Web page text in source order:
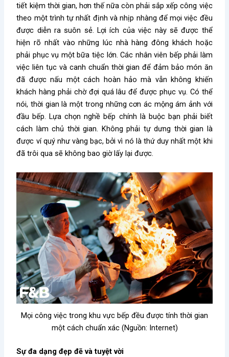
tiết kiệm thời gian, hơn thế nữa còn phải sắp xếp công việc
theo một trình tự nhất định và nhịp nhàng để mọi việc đều
được diễn ra suôn sẻ. Lợi ích của việc này sẽ được thể
hiện rõ nhất vào những lúc nhà hàng đông khách hoặc
phải phục vụ một bữa tiệc lớn. Các nhân viên bếp phải làm
việc liên tục và canh chuẩn thời gian để đảm bảo món ăn
đã được nấu một cách hoàn hảo mà vẫn không khiến
khách hàng phải chờ đợi quá lâu để được phục vụ. Có thể
nói, thời gian là một trong những cơn ác mộng ám ảnh với
đầu bếp. Lựa chọn nghề bếp chính là buộc bạn phải biết
cách làm chủ thời gian. Không phải tự dưng thời gian là
được ví quý như vàng bạc, bởi vì nó là thứ duy nhất một khi
đã trôi qua sẽ không bao giờ lấy lại được.
Mọi công việc trong khu vực bếp đều được tính thời gian
một cách chuẩn xác (Nguồn: Internet)
Sự đa dạng đẹp đẽ và tuyệt vời